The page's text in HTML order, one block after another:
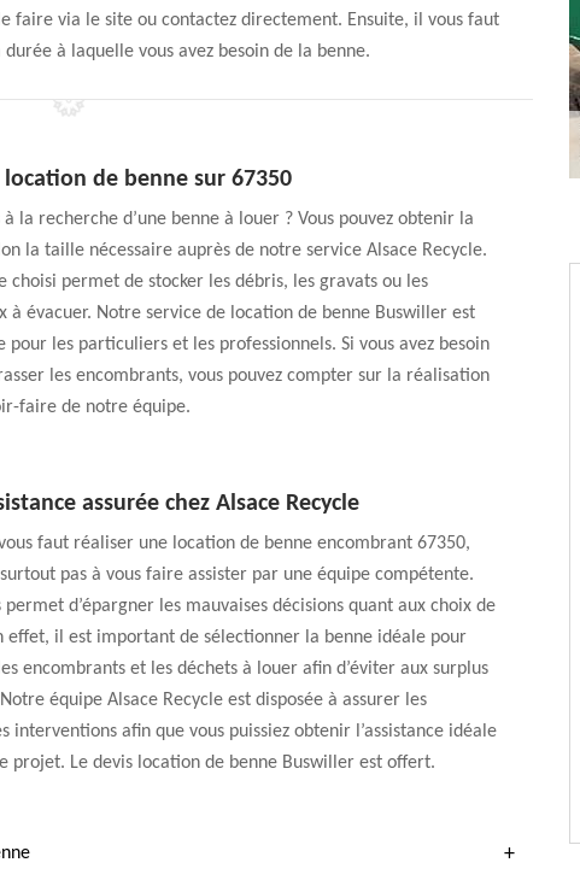
faire via le site ou contactez directement. Ensuite, il vous faut
à laquelle vous avez besoin de la benne.
location de benne sur 67350
à la recherche d’une benne à louer ? Vous pouvez obtenir la
la taille nécessaire auprès de notre service Alsace Recycle.
choisi permet de stocker les débris, les gravats ou les
à évacuer. Notre service de location de benne Buswiller est
pour les particuliers et les professionnels. Si vous avez besoin
les encombrants, vous pouvez compter sur la réalisation
faire de notre équipe.
assurée chez Alsace Recycle
faut réaliser une location de benne encombrant 67350,
surtout pas à vous faire assister par une équipe compétente.
permet d’épargner les mauvaises décisions quant aux choix de
effet, il est important de sélectionner la benne idéale pour
encombrants et les déchets à louer afin d’éviter aux surplus
équipe Alsace Recycle est disposée à assurer les
interventions afin que vous puissiez obtenir l’assistance idéale
projet. Le devis location de benne Buswiller est offert.